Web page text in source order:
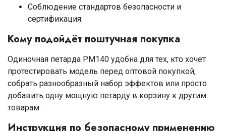
Соблюдение стандартов безопасности и
сертификация.
Кому подойдёт поштучная покупка
Одиночная петарда PM140 удобна для тех, кто хочет
протестировать модель перед оптовой покупкой,
собрать разнообразный набор эффектов или просто
добавить одну мощную петарду в корзину к другим
товарам.
Инструкция по безопасному применению